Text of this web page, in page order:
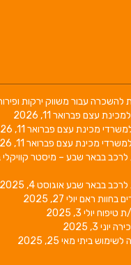
עבור משווק ירקות
עצם פברואר 11, 2026
מכינת עצם פברואר 11, 2026
מכינת עצם פברואר 11, 2026
בבאר שבע – מיסטר קוויקלי
לרכב בבאר שבעאוגוסט 4, 2025
בחוות ראם יולי 27, 2025
טיפוח יולי 3, 2025
יוני 3, 2025
ביתי מאי 25, 2025